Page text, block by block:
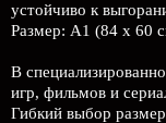
устойчиво к
Размер: А1 (84 х 60
В
игр, фильмов и
Гибкий выбор